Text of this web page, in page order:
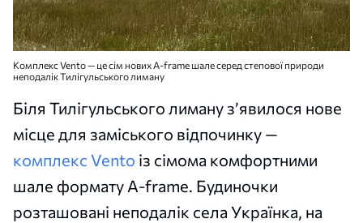
Комплекс Vento — це сім нових A-frame шале серед степової природи
неподалік Тилігульського лиману
Біля Тилігульського лиману з’явилося нове
місце для заміського відпочинку —
комплекс Vento із сімома комфортними
шале формату A-frame. Будиночки
розташовані неподалік села Українка, на